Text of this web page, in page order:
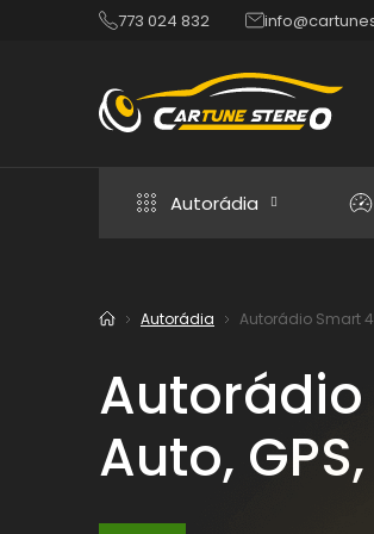
773 024 832
Autorádia
DomůAutorádia Autorádio Smart
Autorádio
Auto,